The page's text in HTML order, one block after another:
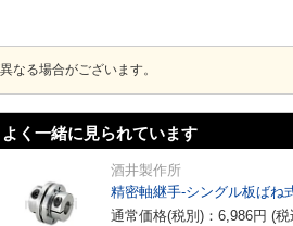
なる場合がございます。
よく一緒に見られています
酒井製作所
精密軸継手-シングル板ばね
通常価格(税別)： 6,986円 (税